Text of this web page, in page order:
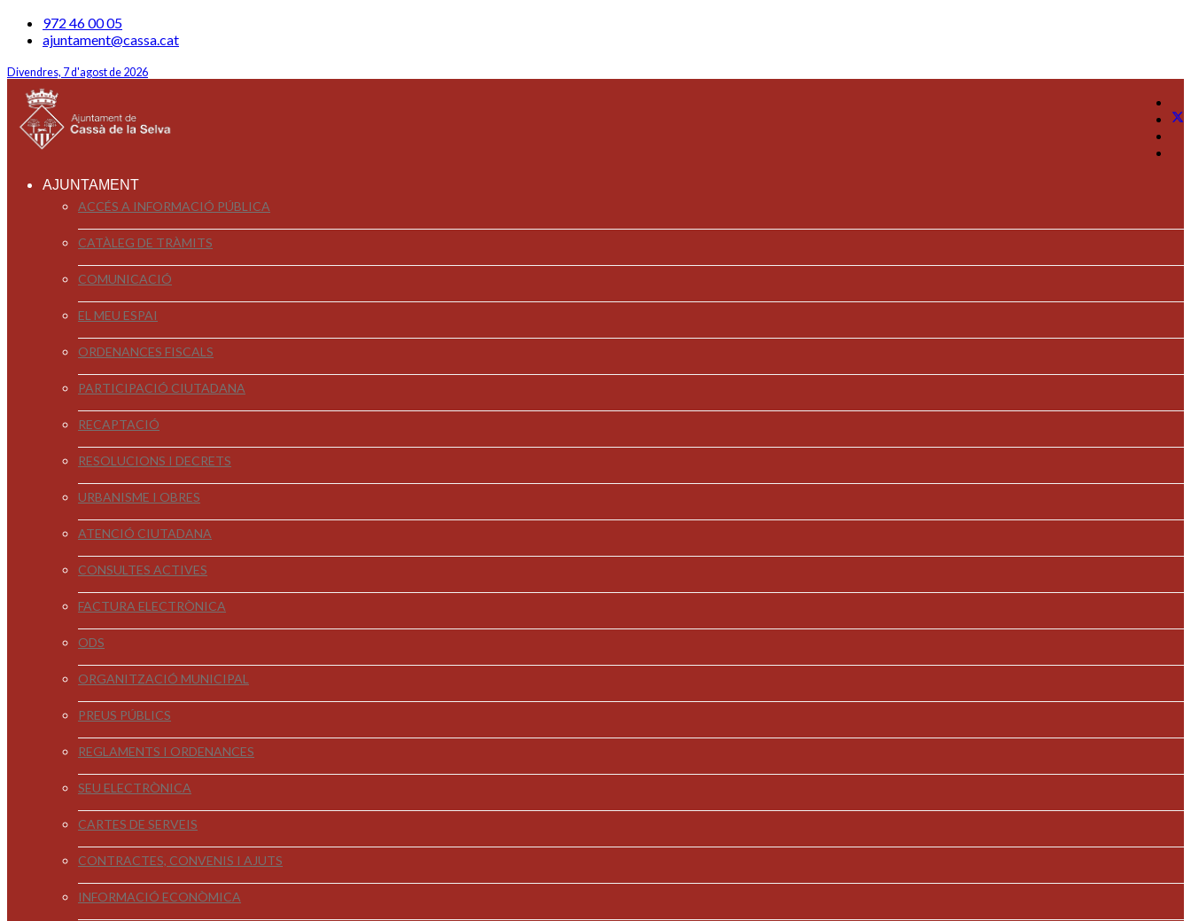
972 46 00 05
ajuntament@cassa.cat
Divendres, 7 d'agost de 2026
AJUNTAMENT
ACCÉS A INFORMACIÓ PÚBLICA
CATÀLEG DE TRÀMITS
COMUNICACIÓ
EL MEU ESPAI
ORDENANCES FISCALS
PARTICIPACIÓ CIUTADANA
RECAPTACIÓ
RESOLUCIONS I DECRETS
URBANISME I OBRES
ATENCIÓ CIUTADANA
CONSULTES ACTIVES
FACTURA ELECTRÒNICA
ODS
ORGANITZACIÓ MUNICIPAL
PREUS PÚBLICS
REGLAMENTS I ORDENANCES
SEU ELECTRÒNICA
CARTES DE SERVEIS
CONTRACTES, CONVENIS I AJUTS
INFORMACIÓ ECONÒMICA